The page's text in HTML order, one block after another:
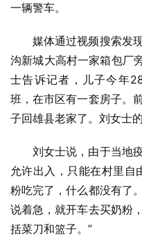
一辆警车。
媒体通过视频搜索发
沟新城大高村一家箱包厂
士告诉记者，儿子今年
班，在市区有一套房子。
子回雄县老家了。刘女士
刘女士说，由于当地
允许出入，只能在村里自
粉吃完了，什么都没有了
说着急，就开车去买奶粉
括菜刀和篮子。”